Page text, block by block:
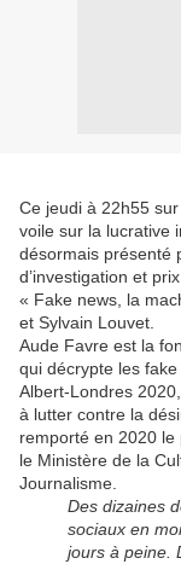
Ce jeudi à 22h55
voile sur la lucrative
désormais présenté
d’investigation et
« Fake news, la
et Sylvain Louvet.
Aude Favre est la
qui décrypte les
Albert-Londres
à lutter contre la
remporté en 2020 le
le Ministère de la
Journalisme.
Des dizaines
sociaux en
jours à peine.